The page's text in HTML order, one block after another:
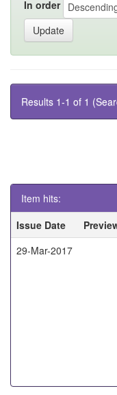
In order
Results 1-1 of 1
Item hits:
Issue Date
29-Mar-2017